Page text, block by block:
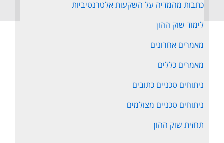
כתבות מהמדיה על השקעות אלטרנטיביות
לימוד שוק ההון
מאמרים אחרונים
מאמרים כללים
ניתוחים טכניים כתובים
ניתוחים טכניים מצולמים
תחזית שוק ההון